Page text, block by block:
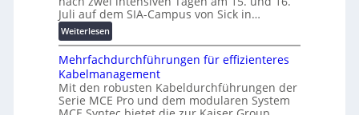
n
z
s
f
ö
r
d
e
r
u
i
r
d
z
u
m
E
n
e
r
e
n
t
w
i
c
Juli auf dem SIA-Campus von Sick in…
Weiterlesen:
R
e
k
o
r
Mehrfachdurchführungen für effizienteres
Kabelmanagement
Mit den robusten Kabeldurchführungen der
Serie MCE Pro und dem modularen System